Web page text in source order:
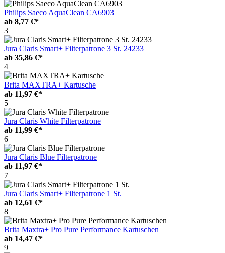
Philips Saeco AquaClean CA6903
ab 8,77 €*
3
Jura Claris Smart+ Filterpatrone 3 St. 24233
ab 35,86 €*
4
Brita MAXTRA+ Kartusche
ab 11,97 €*
5
Jura Claris White Filterpatrone
ab 11,99 €*
6
Jura Claris Blue Filterpatrone
ab 11,97 €*
7
Jura Claris Smart+ Filterpatrone 1 St.
ab 12,61 €*
8
Brita Maxtra+ Pro Pure Performance Kartuschen
ab 14,47 €*
9